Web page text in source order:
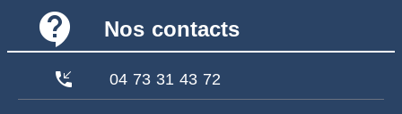
contact_support Nos contacts
phone_callback 04 73 31 43 72